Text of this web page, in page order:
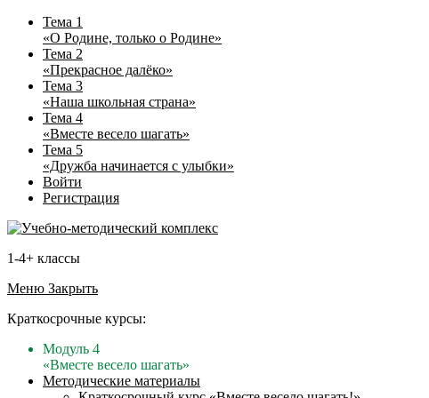
Тема 1
«О Родине, только о Родине»
Тема 2
«Прекрасное далёко»
Тема 3
«Наша школьная страна»
Тема 4
«Вместе весело шагать»
Тема 5
«Дружба начинается с улыбки»
Войти
Регистрация
1-4+ классы
Меню Закрыть
Краткосрочные курсы:
Модуль 4
«Вместе весело шагать»
Методические материалы